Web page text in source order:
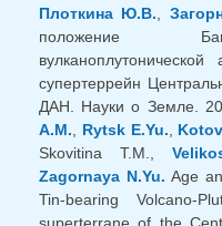
Плоткина Ю.В.
положение
вулканоплутонической
супертеррейн
ДАН. Науки о Земле.
A.M.
Rytsk E.Yu.
Skovitina T.M.,
Zagornaya N.Yu. Age
Tin-bearing Volcano-